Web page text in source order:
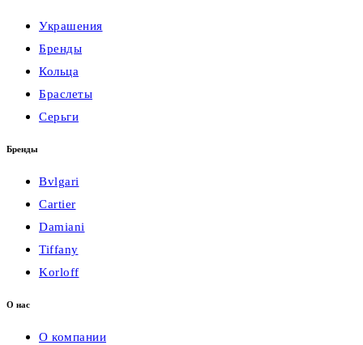
Украшения
Бренды
Кольца
Браслеты
Серьги
Бренды
Bvlgari
Cartier
Damiani
Tiffany
Korloff
О нас
О компании